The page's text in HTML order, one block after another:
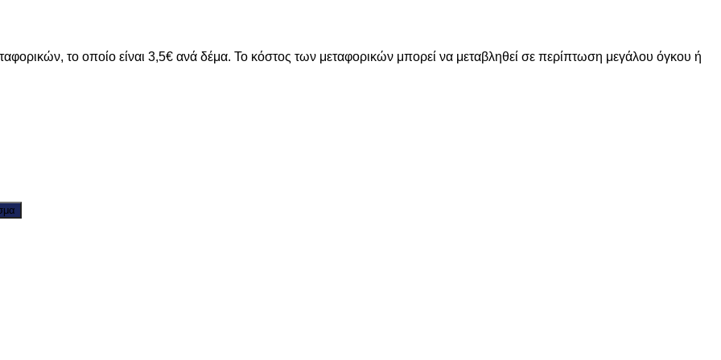
το οποίο είναι 3,5€ ανά δέμα. Το κόστος των μεταφορικών μπορεί να μεταβληθεί σε περίπτωση μεγάλου όγκου ή